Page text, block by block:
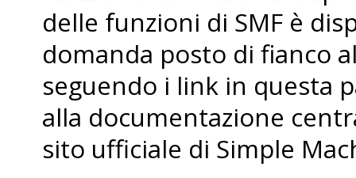
delle funzioni di SMF è
domanda posto di fianco
seguendo i link in questa
alla documentazione
sito ufficiale di Simple